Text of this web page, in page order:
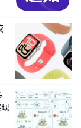
11.3 nM），且